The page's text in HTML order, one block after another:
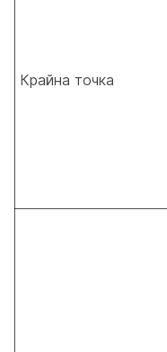
Крайна точка